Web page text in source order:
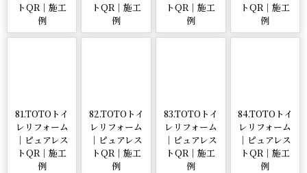
トQR｜施工
例
トQR｜施工
例
トQR｜施工
例
トQR｜施工
例
81.TOTOトイ
レリフォーム
｜ピュアレス
トQR｜施工
例
82.TOTOトイ
レリフォーム
｜ピュアレス
トQR｜施工
例
83.TOTOトイ
レリフォーム
｜ピュアレス
トQR｜施工
例
84.TOTOトイ
レリフォーム
｜ピュアレス
トQR｜施工
例